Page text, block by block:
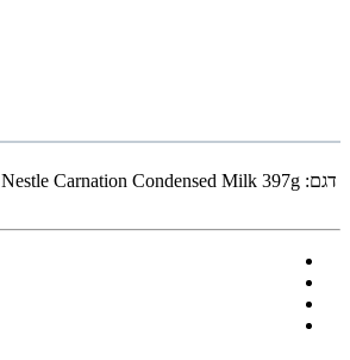
דגם: Nestle Carnation Condensed Milk 397g